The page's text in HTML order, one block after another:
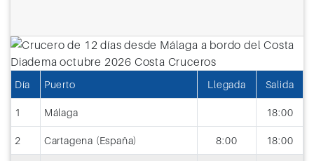
Día Puerto Llegada Salida
1 Málaga 18:00
2 Cartagena (España) 8:00 18:00